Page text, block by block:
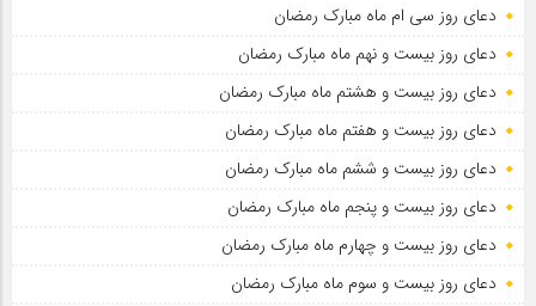
دعای روز سی ام ماه مبارک رمضان
دعای روز بیست و نهم ماه مبارک رمضان
دعای روز بیست و هشتم ماه مبارک رمضان
دعای روز بیست و هفتم ماه مبارک رمضان
دعای روز بیست و ششم ماه مبارک رمضان
دعای روز بیست و پنجم ماه مبارک رمضان
دعای روز بیست و چهارم ماه مبارک رمضان
دعای روز بیست و سوم ماه مبارک رمضان